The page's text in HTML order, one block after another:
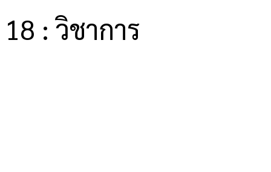
18 : วิชาการ